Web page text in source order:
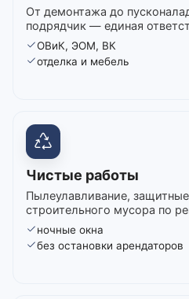
От демонтажа до
подрядчик — единая
ОВиК, ЭОМ, ВК
отделка и мебель
Чистые работы
Пылеулавливание,
строительного мусора по
ночные окна
без остановки арендаторов